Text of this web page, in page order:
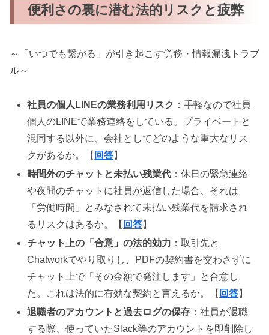
便利さの裏に潜む法的リスクと疲弊
～「いつでも繋がる」が引き起こす労務・情報漏洩トラブ
ル～
社員の個人LINEの業務利用リスク ：手軽なので社員
個人のLINEで業務連絡をしている。プライベートと
混同する以外に、会社としてどのような重大なリス
クがあるか。【 回答】
時間外のチャットと未払い残業代 ：休日の緊急連絡
や夜間のチャットに社員が返信した場合、それは
「労働時間」とみなされて未払い残業代を請求され
るリスクはあるか。【 回答】
チャット上の「合意」の法的効力 ：取引先と
Chatworkでやり取りし、PDFの契約書を交わさずに
チャット上で「その金額で発注します」と合意し
た。これは法的に有効な契約と言えるか。【 回答】
退職者のアカウントと過去ログの保存 ：社員が退職
する際、使っていたSlack等のアカウントを即削除し